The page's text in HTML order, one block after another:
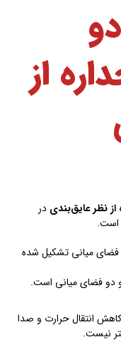
از
نظر عایق‌بندی در
است.
فضای میانی تشکیل شده
دو فضای میانی است.
انتقال حرارت و صدا
نیست.